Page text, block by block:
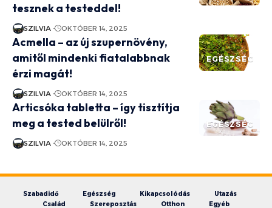
tesznek a testeddel!
SZILVIA OKTÓBER 14, 2025
EGÉSZSÉG
Acmella – az új szupernövény,
amitől mindenki fiatalabbnak
érzi magát!
SZILVIA OKTÓBER 14, 2025
EGÉSZSÉG
Articsóka tabletta – így tisztítja
meg a tested belülről!
SZILVIA OKTÓBER 14, 2025
Szabadidő Egészség Kikapcsolódás
Utazás
Család
Szereposztás Otthon Egyéb